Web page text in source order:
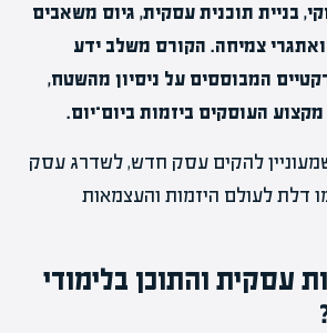
בניית תוכנית עסקית, גיוס משאבים
ואתגרי צמיחה. הקורס משלב ידע
המבוססים על ניסיון מהשטח,
העוסקים ביזמות ביום־יום.
להקים עסק חדש, לשדרג עסק
דלת לעולם היזמות והעצמאות
עסקית והתוכן בלימודי